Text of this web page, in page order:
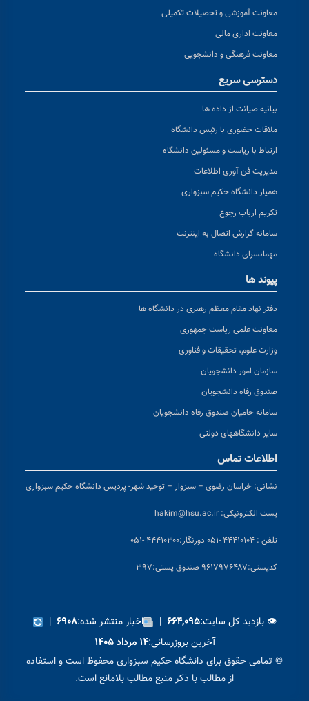
معاونت آموزشی و تحصیلات تکمیلی
معاونت اداری مالی
معاونت فرهنگی و دانشجویی
دسترسی سریع
بیانیه صیانت از داده ها
ملاقات حضوری با رئیس دانشگاه
ارتباط با ریاست و مسئولین دانشگاه
مدیریت فن آوری اطلاعات
همیار دانشگاه حکیم سبزواری
تکریم ارباب رجوع
سامانه گزارش اتصال به اینترنت
مهمانسرای دانشگاه
پیوند ها
دفتر نهاد مقام معظم رهبری در دانشگاه ها
معاونت علمی ریاست جمهوری
وزارت علوم، تحقیقات و فناوری
سازمان امور دانشجویان
صندوق رفاه دانشجویان
سامانه حامیان صندوق رفاه دانشجویان
سایر دانشگاههای دولتی
اطلاعات تماس
نشانی: خراسان رضوی – سبزوار – توحید شهر- پردیس دانشگاه حکیم سبزواری
پست الکترونیکی: hakim@hsu.ac.ir
تلفن : ۴۴۴۱۰۱۰۴ -۰۵۱ دورنگار:۴۴۴۱۰۳۰۰ -۰۵۱
کدپستی:۹۶۱۷۹۷۶۴۸۷ صندوق پستی:۳۹۷
👁 بازدید کل سایت:۶۶۴,۰۹۵ | اخبار منتشر شده:۶۹۰۸ |
آخرین بروزرسانی:۱۴ مرداد ۱۴۰۵
© تمامی حقوق برای دانشگاه حکیم سبزواری محفوظ است و استفاده
از مطالب با ذکر منبع مطالب بلامانع است.